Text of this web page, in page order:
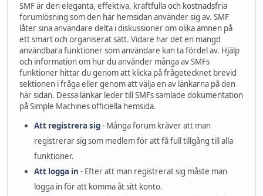
SMF är den eleganta, effektiva, kraftfulla och kostnadsfria
forumlösning som den här hemsidan använder sig av. SMF
låter sina användare delta i diskussioner om olika ämnen på
ett smart och organiserat sätt. Vidare har det en mängd
användbara funktioner som användare kan ta fördel av. Hjälp
och information om hur du använder många av SMFs
funktioner hittar du genom att klicka på frågetecknet brevid
sektionen i fråga eller genom att välja en av länkarna på den
här sidan. Dessa länkar leder till SMFs samlade dokumentation
på Simple Machines officiella hemsida.
Att registrera sig- Många forum kräver att man
registrerar sig som medlem för att få full tillgång till alla
funktioner.
Att logga in - Efter att man registrerat sig måste man
logga in för att komma åt sitt konto.